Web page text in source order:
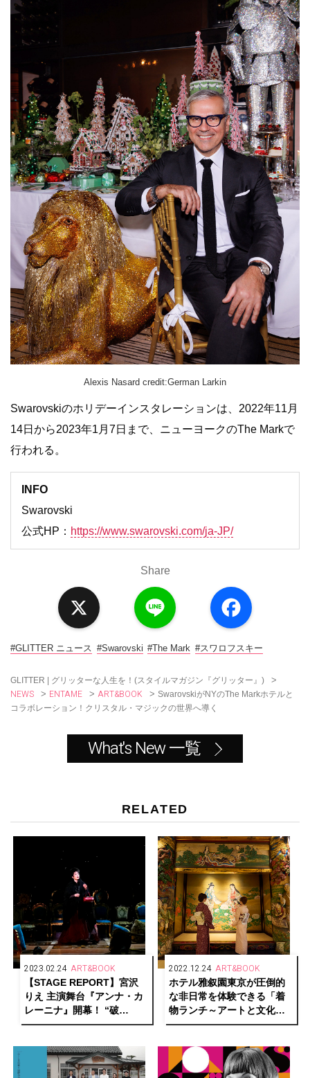
Alexis Nasard credit:German Larkin
Swarovskiのホリデーインスタレーションは、2022年11月
14日から2023年1月7日まで、ニューヨークのThe Markで
行われる。
INFO
Swarovski
公式HP： https://www.swarovski.com/ja-JP/
Share
a
c
o
#GLITTER ニュース #Swarovski #The Mark #スワロフスキー
GLITTER | グリッターな人生を！(スタイルマガジン『グリッター』) >
NEWS > ENTAME > ART&BOOK > SwarovskiがNYのThe Markホテルと
コラボレーション！クリスタル・マジックの世界へ導く
What's New 一覧
RELATED
2023.02.24 ART&BOOK
【STAGE REPORT】宮沢
りえ 主演舞台『アンナ・カ
レーニナ』開幕！ “破
滅“と“希望”、それぞれの真
繊細に描く！
2022.12.24 ART&BOOK
ホテル雅叙園東京が圧倒的
な非日常を体験できる「着
物ランチ～アートと文化財
見学～」開催